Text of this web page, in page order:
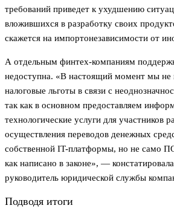
требований приведет к ухудшению
вложившихся в разработку своих
скажется на импортонезависимости от
А отдельным финтех-компаниям
недоступна. «В настоящий момент мы не
налоговые льготы в связи с
так как в основном предоставляем
технологические услуги для участников
осуществления переводов денежных
собственной IT-платформы, но не само
как написано в законе», — констатировала
руководитель юридической службы
Подводя итоги